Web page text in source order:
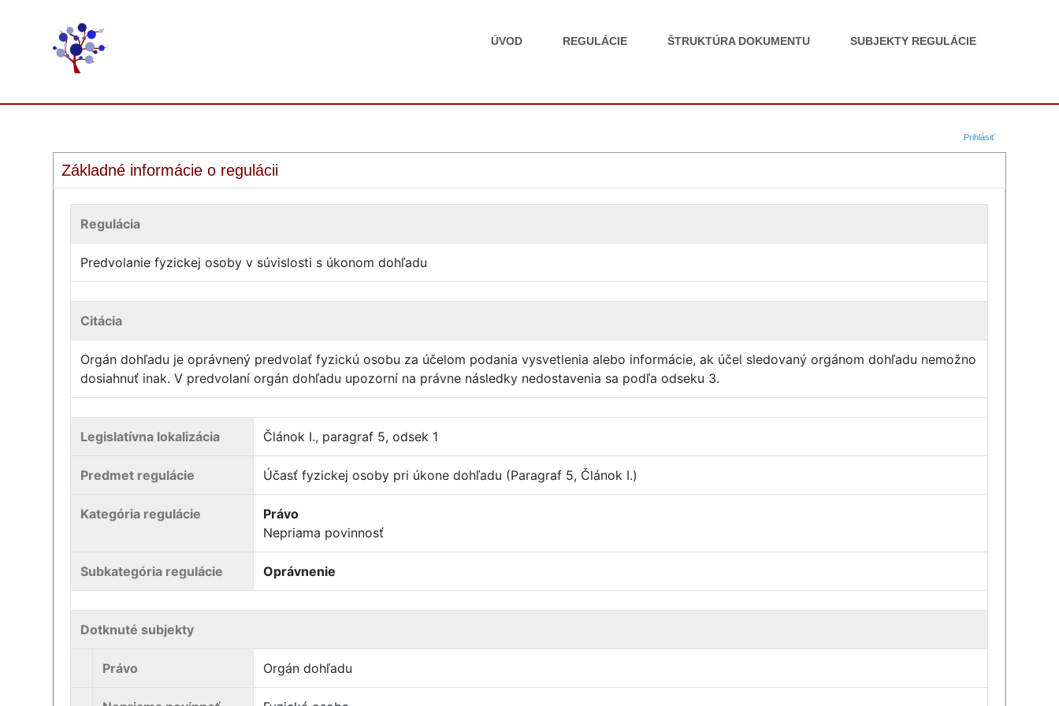
ÚVOD REGULÁCIE ŠTRUKTÚRA DOKUMENTU SUBJEKTY REGULÁCIE
Prihlásiť
Základné informácie o regulácii
Regulácia
Predvolanie fyzickej osoby v súvislosti s úkonom dohľadu
Citácia
Orgán dohľadu je oprávnený predvolať fyzickú osobu za účelom podania vysvetlenia alebo informácie, ak účel sledovaný orgánom dohľadu nemožno
dosiahnuť inak. V predvolaní orgán dohľadu upozorní na právne následky nedostavenia sa podľa odseku 3.
Legislatívna lokalizácia Článok I., paragraf 5, odsek 1
Predmet regulácie Účasť fyzickej osoby pri úkone dohľadu (Paragraf 5, Článok I.)
Kategória regulácie
Právo
Nepriama povinnosť
Subkategória regulácie Oprávnenie
Dotknuté subjekty
Právo Orgán dohľadu